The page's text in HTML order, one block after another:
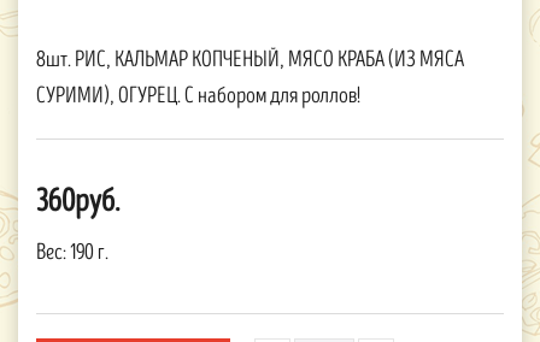
8шт. РИС, КАЛЬМАР КОПЧЕНЫЙ, МЯСО КРАБА (ИЗ МЯСА
СУРИМИ), ОГУРЕЦ. С набором для роллов!
360руб.
Вес:190 г.